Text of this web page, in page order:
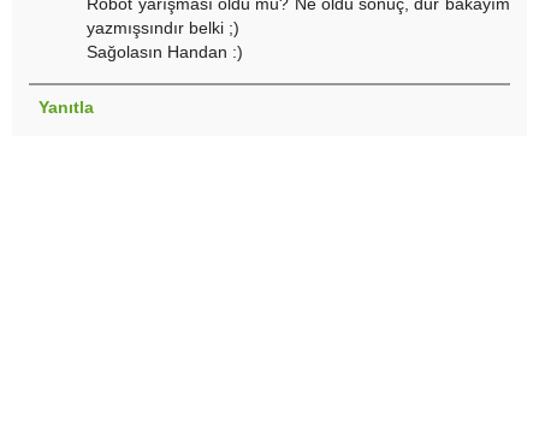
Robot yarışması oldu mu? Ne oldu sonuç, dur bakayım
yazmışsındır belki ;)
Sağolasın Handan :)
Yanıtla